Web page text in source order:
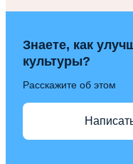
Знаете, как
культуры?
Расскажите об этом